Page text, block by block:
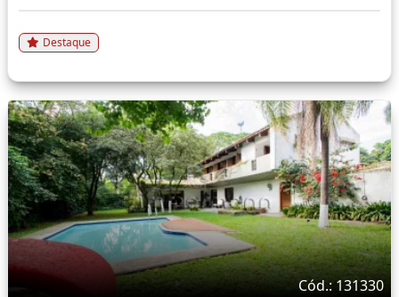
Destaque
Cód.: 131330